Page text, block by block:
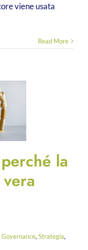
viene usata
Read More
la
Governance, Strategia,